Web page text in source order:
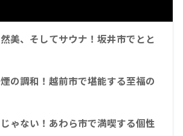
美、そしてサウナ！坂井市でとと
の調和！越前市で堪能する至福の
ゃない！あわら市で満喫する個性